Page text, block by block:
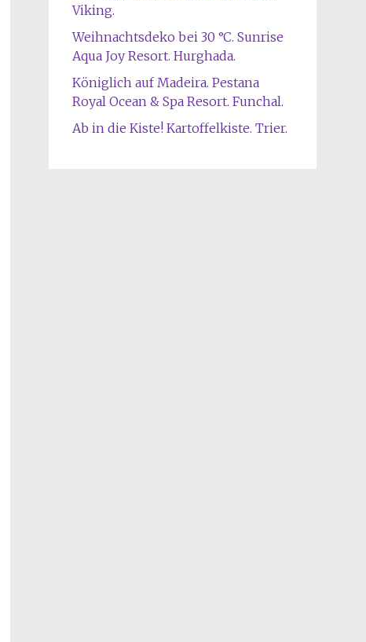
Viking.
Weihnachtsdeko bei 30 °C. Sunrise
Aqua Joy Resort. Hurghada.
Königlich auf Madeira. Pestana
Royal Ocean & Spa Resort. Funchal.
Ab in die Kiste! Kartoffelkiste. Trier.